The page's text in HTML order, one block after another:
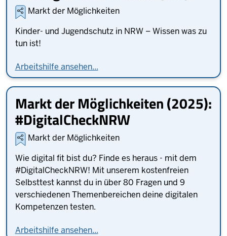
Markt der Möglichkeiten
Kinder- und Jugendschutz in NRW – Wissen was zu
tun ist!
Arbeitshilfe ansehen...
Markt der Möglichkeiten (2025):
#DigitalCheckNRW
Markt der Möglichkeiten
Wie digital fit bist du? Finde es heraus - mit dem
#DigitalCheckNRW! Mit unserem kostenfreien
Selbsttest kannst du in über 80 Fragen und 9
verschiedenen Themenbereichen deine digitalen
Kompetenzen testen.
Arbeitshilfe ansehen...